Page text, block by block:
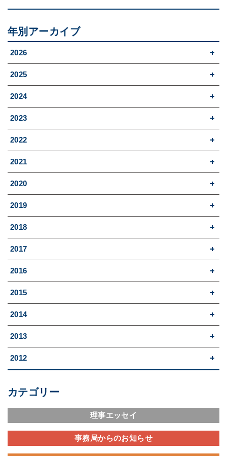
年別アーカイブ
2026
2025
2024
2023
2022
2021
2020
2019
2018
2017
2016
2015
2014
2013
2012
カテゴリー
理事エッセイ
事務局からのお知らせ